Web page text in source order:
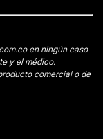
en ningún caso
y el médico.
comercial o de